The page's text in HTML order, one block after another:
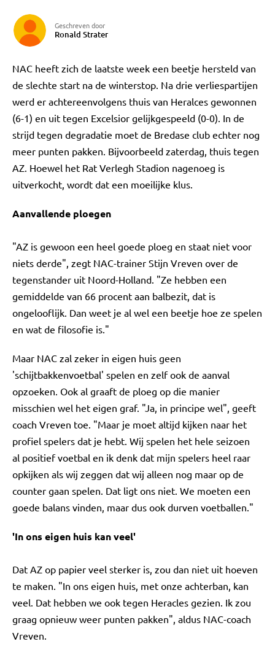
Geschreven door
Ronald Strater
NAC heeft zich de laatste week een beetje hersteld van
de slechte start na de winterstop. Na drie verliespartijen
werd er achtereenvolgens thuis van Heralces gewonnen
(6-1) en uit tegen Excelsior gelijkgespeeld (0-0). In de
strijd tegen degradatie moet de Bredase club echter nog
meer punten pakken. Bijvoorbeeld zaterdag, thuis tegen
AZ. Hoewel het Rat Verlegh Stadion nagenoeg is
uitverkocht, wordt dat een moeilijke klus.
Aanvallende ploegen
"AZ is gewoon een heel goede ploeg en staat niet voor
niets derde", zegt NAC-trainer Stijn Vreven over de
tegenstander uit Noord-Holland. "Ze hebben een
gemiddelde van 66 procent aan balbezit, dat is
ongelooflijk. Dan weet je al wel een beetje hoe ze spelen
en wat de filosofie is."
Maar NAC zal zeker in eigen huis geen
'schijtbakkenvoetbal' spelen en zelf ook de aanval
opzoeken. Ook al graaft de ploeg op die manier
misschien wel het eigen graf. "Ja, in principe wel", geeft
coach Vreven toe. "Maar je moet altijd kijken naar het
profiel spelers dat je hebt. Wij spelen het hele seizoen
al positief voetbal en ik denk dat mijn spelers heel raar
opkijken als wij zeggen dat wij alleen nog maar op de
counter gaan spelen. Dat ligt ons niet. We moeten een
goede balans vinden, maar dus ook durven voetballen."
'In ons eigen huis kan veel'
Dat AZ op papier veel sterker is, zou dan niet uit hoeven
te maken. "In ons eigen huis, met onze achterban, kan
veel. Dat hebben we ook tegen Heracles gezien. Ik zou
graag opnieuw weer punten pakken", aldus NAC-coach
Vreven.